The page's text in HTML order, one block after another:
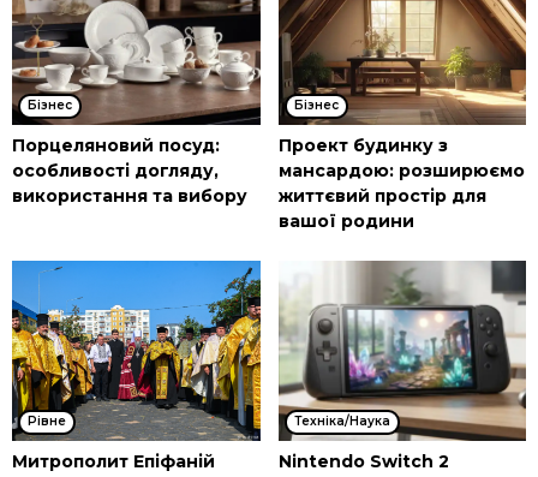
Бізнес
Порцеляновий посуд:
особливості догляду,
використання та вибору
Бізнес
Проект будинку з
мансардою: розширюємо
життєвий простір для
вашої родини
Рівне
Митрополит Епіфаній
Техніка/Наука
Nintendo Switch 2